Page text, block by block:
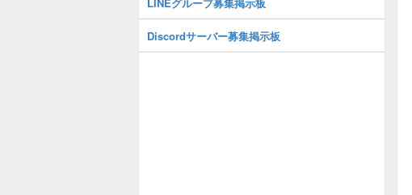
Discordサーバー募集掲示板